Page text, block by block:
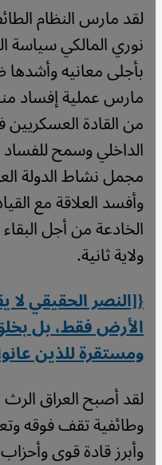
لقد مارس النظام
نوري المالكي سياسة
بأجلى معانيه وأشدها
مارس عملية إفساد
من القادة
الداخلي وسمح للفساد
مجمل نشاط الدولة
وأفسد العلاقة مع
الخادعة من أجل
ولاية ثانية.
{[النصر الحقيقي
الأرض فقط، بل
ومستقرة للذين
لقد أصبح العراق
وطائفية تقف فوقه
وأبرز قادة قوى